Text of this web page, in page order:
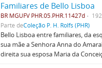
Familiares de Bello Lisboa
BR MGUFV PHR.05.PHR.11427d
Parte deColeção P. H. Rolfs (PHR)
Bello Lisboa entre familiares, da
sua mãe a Senhora Anna do
direita sua esposa Maria da